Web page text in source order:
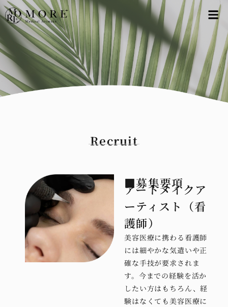
Recruit
■募集要項
アートメイクア
ーティスト（看
護師）
美容医療に携わる看護師
には細やかな気遣いや正
確な手技が要求されま
す。今までの経験を活か
したい方はもちろん、経
験はなくても美容医療に